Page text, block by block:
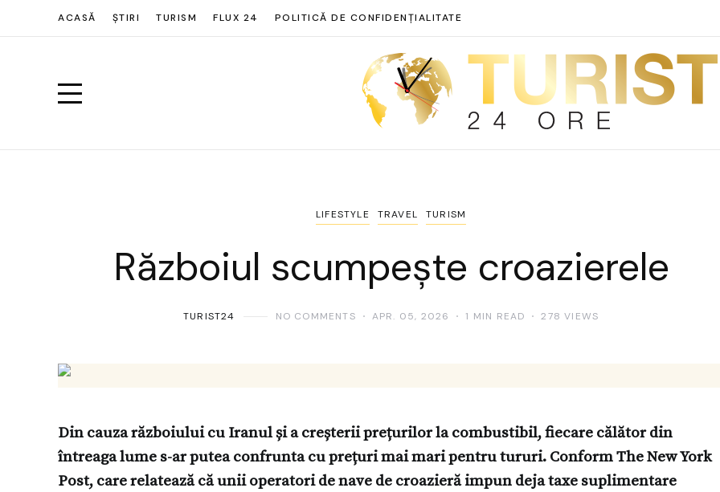
ACASĂ ȘTIRI TURISM FLUX 24 POLITICĂ DE CONFIDENȚIALITATE
LIFESTYLE TRAVEL TURISM
Războiul scumpește croazierele
TURIST24 NO COMMENTS APR. 05, 2026 1 MIN READ 278 VIEWS
Din cauza războiului cu Iranul și a creșterii prețurilor la combustibil, fiecare călător din
întreaga lume s-ar putea confrunta cu prețuri mai mari pentru tururi. Conform The New York
Post, care relatează că unii operatori de nave de croazieră impun deja taxe suplimentare